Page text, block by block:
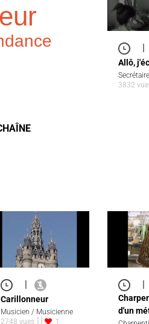
Allô,
Secrétaire
3832
Carillonneur
Musicien / Musicienne
2748 vues
1
d'un